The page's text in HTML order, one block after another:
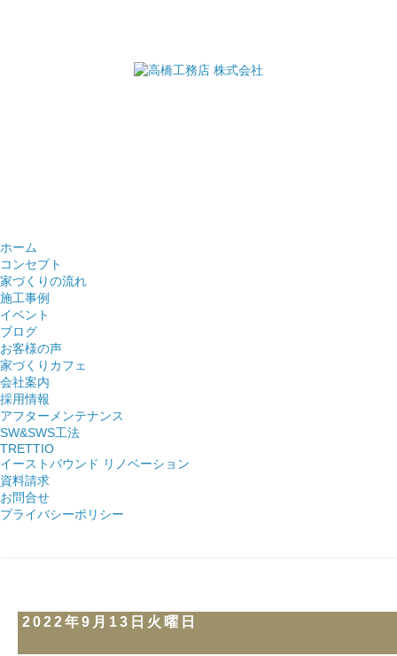
ホーム
コンセプト
家づくりの流れ
施工事例
イベント
ブログ
お客様の声
家づくりカフェ
会社案内
採用情報
アフターメンテナンス
SW&SWS工法
TRETTIO
イーストバウンド リノベーション
資料請求
お問合せ
プライバシーポリシー
2022年9月13日火曜日